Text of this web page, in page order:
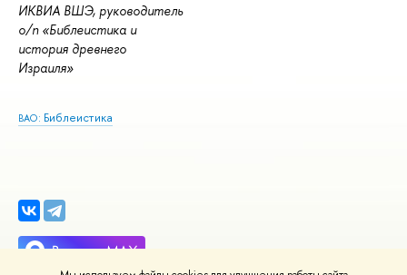
ИКВИА ВШЭ, руководитель
о/п «Библеистика и
история древнего
Израиля»
ВАО: Библеистика